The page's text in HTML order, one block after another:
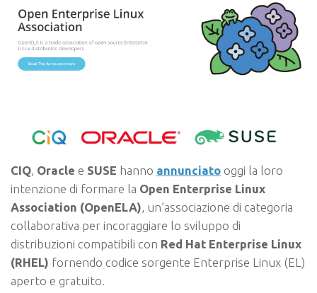
CIQ Oracle e SUSE hanno annunciato oggi la loro
intenzione di formare la Open Enterprise Linux
Association (OpenELA) , un’associazione di categoria
collaborativa per incoraggiare lo sviluppo di
distribuzioni compatibili con Red Hat Enterprise Linux
(RHEL) fornendo codice sorgente Enterprise Linux (EL)
aperto e gratuito.